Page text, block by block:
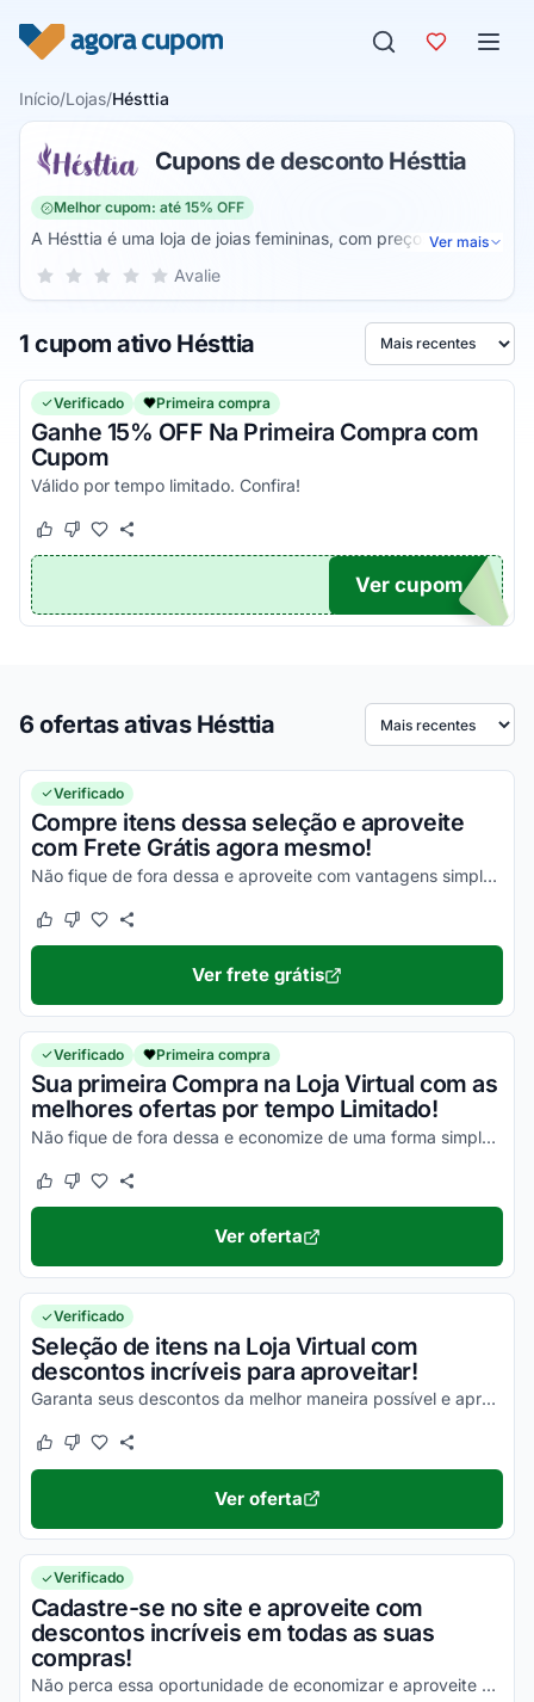
Início/Lojas/Hésttia
Cupons de desconto Hésttia
Melhor cupom: até 15% OFF
A Hésttia é uma loja de joias femininas, com preços e
valores muito acessíveis, e diversos modelos para você
confiança, inspiração e valorização da sua beleza. Com
produtos de qualidade que vão inspirar você todos os dias
e fazer você se sentir diferente.
Ver mais
Sua nota para Hésttia, de 1 a 5 estrelas
5 estrelas
4 estrelas
3 estrelas
2 estrelas
1 estrela Avalie
1 cupom ativo Hésttia Ordenar por
Verificado Primeira compra
Ganhe 15% OFF Na Primeira Compra com
Cupom
Válido por tempo limitado. Confira!
Este cupom funcionou
Este cupom não funcionou
MPRA
Ver cupom
6 ofertas ativas Hésttia Ordenar por
Verificado
Compre itens dessa seleção e aproveite
com Frete Grátis agora mesmo!
Não fique de fora dessa e aproveite com vantagens simplesmente incríveis!
Este cupom funcionou
Este cupom não funcionou
Ver frete grátis
Verificado Primeira compra
Sua primeira Compra na Loja Virtual com as
melhores ofertas por tempo Limitado!
Não fique de fora dessa e economize de uma forma simples agora mesmo!
Este cupom funcionou
Este cupom não funcionou
Ver oferta
Verificado
Seleção de itens na Loja Virtual com
descontos incríveis para aproveitar!
Garanta seus descontos da melhor maneira possível e aproveite para economizar!
Este cupom funcionou
Este cupom não funcionou
Ver oferta
Verificado
Cadastre-se no site e aproveite com
descontos incríveis em todas as suas
compras!
Não perca essa oportunidade de economizar e aproveite agora mesmo com milhares de vantagens!1